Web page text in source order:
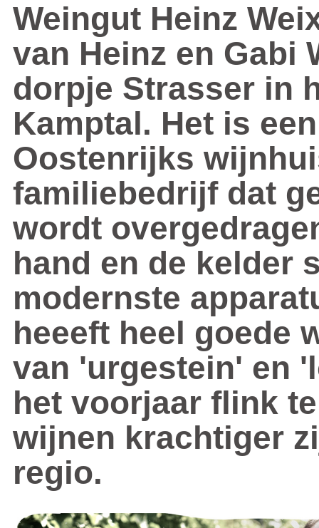
Weingut Heinz
van Heinz en Gabi
dorpje Strasser in
Kamptal. Het is
Oostenrijks
familiebedrijf dat
wordt
hand en de kelder
modernste
heeeft heel goede
van 'urgestein' en
het voorjaar flink
wijnen krachtiger
regio.